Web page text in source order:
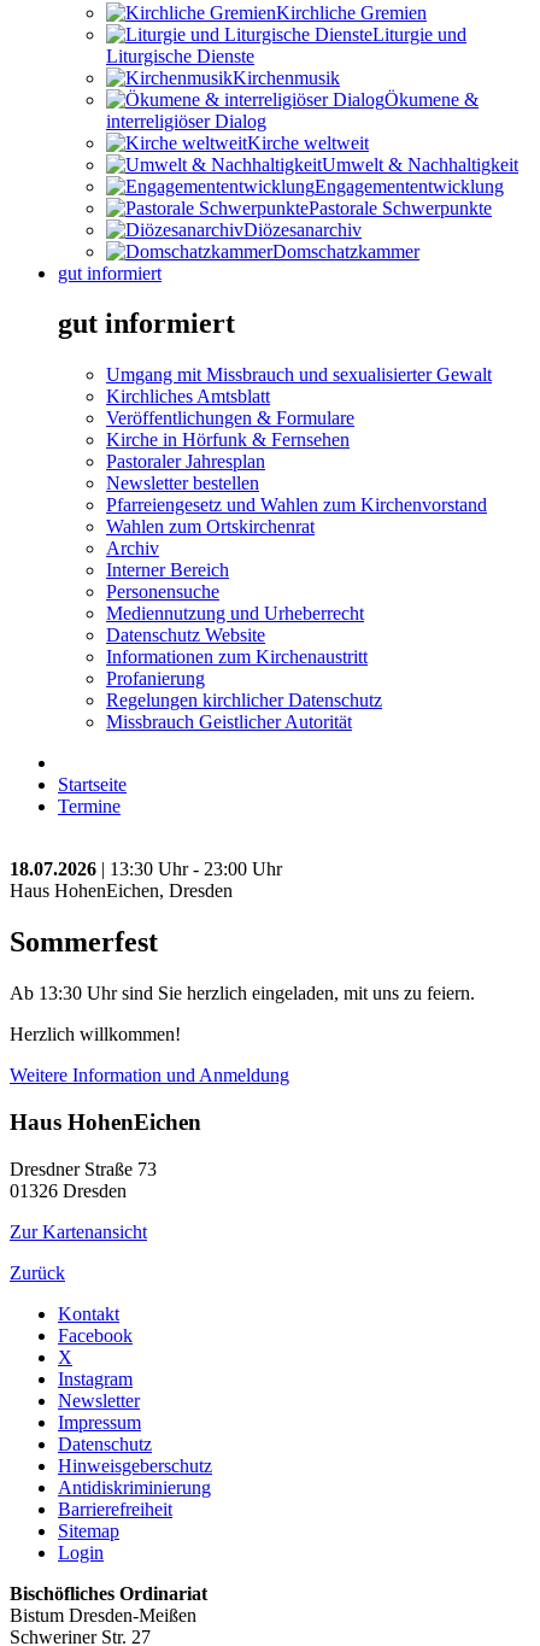
Kirchliche Gremien
Liturgie und
Liturgische Dienste
Kirchenmusik
Ökumene &
interreligiöser Dialog
Kirche weltweit
Umwelt & Nachhaltigkeit
Engagemententwicklung
Pastorale Schwerpunkte
Diözesanarchiv
Domschatzkammer
gut informiert
gut informiert
Umgang mit Missbrauch und sexualisierter Gewalt
Kirchliches Amtsblatt
Veröffentlichungen & Formulare
Kirche in Hörfunk & Fernsehen
Pastoraler Jahresplan
Newsletter bestellen
Pfarreiengesetz und Wahlen zum Kirchenvorstand
Wahlen zum Ortskirchenrat
Archiv
Interner Bereich
Personensuche
Mediennutzung und Urheberrecht
Datenschutz Website
Informationen zum Kirchenaustritt
Profanierung
Regelungen kirchlicher Datenschutz
Missbrauch Geistlicher Autorität
Startseite
Termine
18.07.2026 | 13:30 Uhr - 23:00 Uhr
Haus HohenEichen, Dresden
Sommerfest
Ab 13:30 Uhr sind Sie herzlich eingeladen, mit uns zu feiern.
Herzlich willkommen!
Weitere Information und Anmeldung
Haus HohenEichen
Dresdner Straße 73
01326 Dresden
Zur Kartenansicht
Zurück
Kontakt
Facebook
X
Instagram
Newsletter
Impressum
Datenschutz
Hinweisgeberschutz
Antidiskriminierung
Barrierefreiheit
Sitemap
Login
Bischöfliches Ordinariat
Bistum Dresden-Meißen
Schweriner Str. 27